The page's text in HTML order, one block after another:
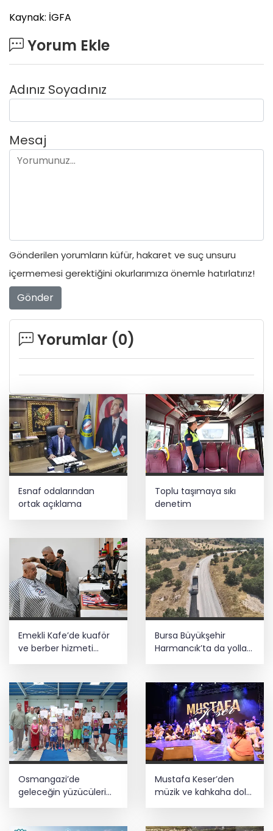
Kaynak: İGFA
Yorum Ekle
Adınız Soyadınız
Mesaj
Gönderilen yorumların küfür, hakaret ve suç unsuru
içermemesi gerektiğini okurlarımıza önemle hatırlatırız!
Gönder
Yorumlar (0)
Esnaf odalarından
ortak açıklama
Toplu taşımaya sıkı
denetim
Emekli Kafe’de kuaför
ve berber hizmeti
Bursa Büyükşehir
Harmancık’ta da yolları
Osmangazi’de
geleceğin yüzücüleri
Mustafa Keser’den
müzik ve kahkaha dolu